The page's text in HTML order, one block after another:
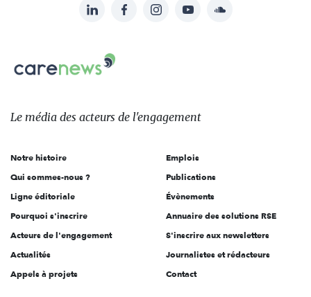
sur:
LinkedInFacebookInstagramYouTubeSoundcloud
Le
des
l'engagement
Le média des acteurs de l'engagement
Notre histoire
Qui sommes-nous ?
Ligne éditoriale
Pourquoi s'inscrire
Acteurs de l'engagement
Actualités
Appels à projets
Emplois
Publications
Évènements
Annuaire des solutions RSE
S'inscrire aux newsletters
Journalistes et rédacteurs
Contact